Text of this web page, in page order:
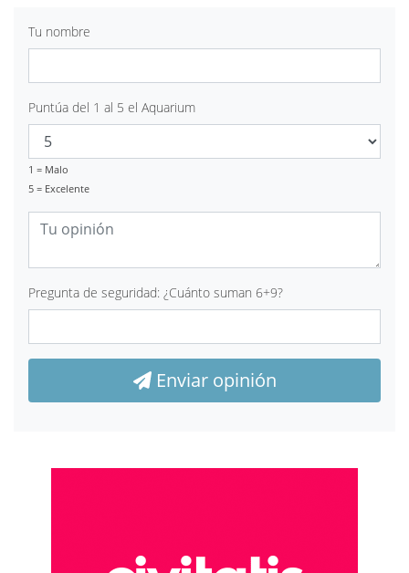
Tu nombre
Puntúa del 1 al 5 el Aquarium
1 = Malo
5 = Excelente
Pregunta de seguridad: ¿Cuánto suman 6+9?
Enviar opinión